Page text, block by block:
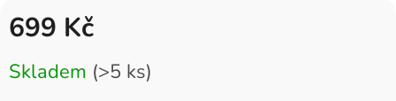
699 Kč
cena:
Skladem (>5 ks)